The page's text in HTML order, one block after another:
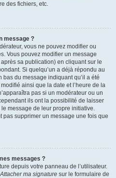
des fichiers, etc.
message ?
vous ne pouvez modifier ou
Vous pouvez modifier un message
sa publication) en cliquant sur le
Si quelqu’un a déjà répondu au
bas du message indiquant qu’il a été
ainsi que la date et l’heure de la
pas si un modérateur ou un
ils ont la possibilité de laisser
message de leur propre initiative.
pas supprimer un message une fois que
messages ?
depuis votre panneau de l’utilisateur.
Attacher ma signature sur le formulaire de